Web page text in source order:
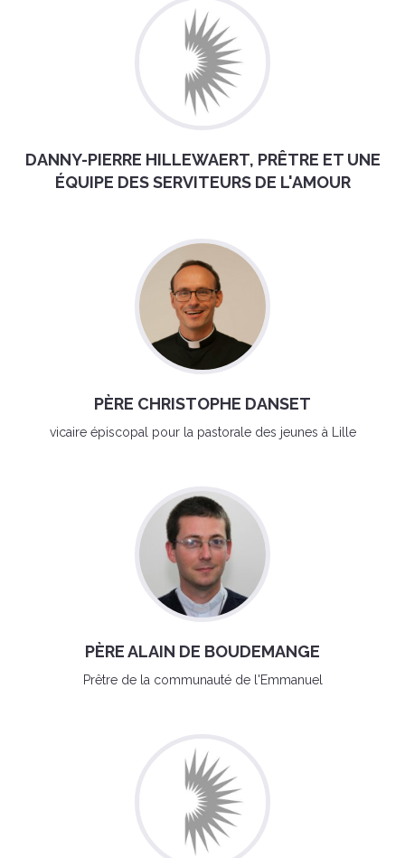
DANNY-PIERRE HILLEWAERT, PRÊTRE ET UNE
ÉQUIPE DES SERVITEURS DE L'AMOUR
PÈRE CHRISTOPHE DANSET
vicaire épiscopal pour la pastorale des jeunes à Lille
PÈRE ALAIN DE BOUDEMANGE
Prêtre de la communauté de l'Emmanuel